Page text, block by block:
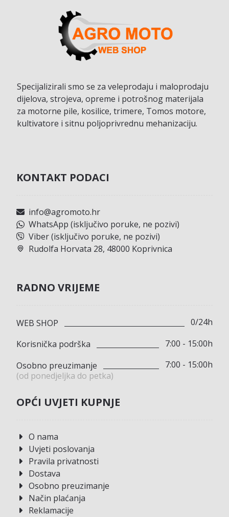
Specijalizirali smo se za veleprodaju i maloprodaju
dijelova, strojeva, opreme i potrošnog materijala
za motorne pile, kosilice, trimere, Tomos motore,
kultivatore i sitnu poljoprivrednu mehanizaciju.
KONTAKT PODACI
info@agromoto.hr
WhatsApp (isključivo poruke, ne pozivi)
Viber (isključivo poruke, ne pozivi)
Rudolfa Horvata 28, 48000 Koprivnica
RADNO VRIJEME
WEB SHOP
0/24h
Korisnička podrška
7:00 - 15:00h
Osobno preuzimanje
(od ponedjeljka do petka)
7:00 - 15:00h
OPĆI UVJETI KUPNJE
O nama
Uvjeti poslovanja
Pravila privatnosti
Dostava
Osobno preuzimanje
Način plaćanja
Reklamacije